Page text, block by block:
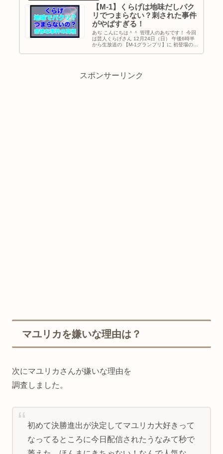
【M-1】くらげは地味だしパク
リでつまらない？刺された事件
がやばすぎる！
あぢ こんにちは＾＾ 管理人のあぢです！ 今回
は芸人くらげさん 12月24日（日） 午後6時半
から生放送の 【M-1グランプリ】に 初登場のく
スポンサーリンク
マユリカを嫌いな理由は？
次にマユリカさんが嫌いな理由を
調査しました。
初めて決勝進出が決定してマユリカ大好きって
なってるところに今日配信されたうなみて秒で